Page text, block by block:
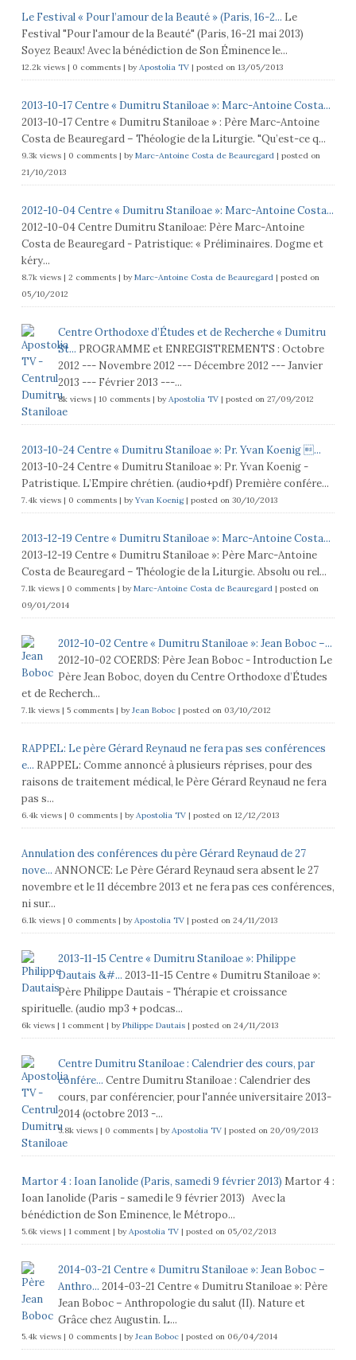
Le Festival « Pour l’amour de la Beauté » (Paris, 16-2... Le
Festival "Pour l'amour de la Beauté" (Paris, 16-21 mai 2013)
Soyez Beaux! Avec la bénédiction de Son Éminence le...
12.2k views| 0 comments| byApostolia TV| posted on 13/05/2013
2013-10-17 Centre « Dumitru Staniloae »: Marc-Antoine Costa...
2013-10-17 Centre « Dumitru Staniloae » : Père Marc-Antoine
Costa de Beauregard – Théologie de la Liturgie. "Qu’est-ce q...
9.3k views| 0 comments| byMarc-Antoine Costa de Beauregard| posted on
21/10/2013
2012-10-04 Centre « Dumitru Staniloae »: Marc-Antoine Costa...
2012-10-04 Centre Dumitru Staniloae: Père Marc-Antoine
Costa de Beauregard - Patristique: « Préliminaires. Dogme et
kéry...
8.7k views| 2 comments| byMarc-Antoine Costa de Beauregard| posted on
05/10/2012
Centre Orthodoxe d’Études et de Recherche « Dumitru
St... PROGRAMME et ENREGISTREMENTS : Octobre
2012 --- Novembre 2012 --- Décembre 2012 --- Janvier
2013 --- Février 2013 ---...
8k views| 10 comments| byApostolia TV| posted on 27/09/2012
2013-10-24 Centre « Dumitru Staniloae »: Pr. Yvan Koenig ...
2013-10-24 Centre « Dumitru Staniloae »: Pr. Yvan Koenig -
Patristique. L’Empire chrétien. (audio+pdf) Première confére...
7.4k views| 0 comments| byYvan Koenig| posted on 30/10/2013
2013-12-19 Centre « Dumitru Staniloae »: Marc-Antoine Costa...
2013-12-19 Centre « Dumitru Staniloae »: Père Marc-Antoine
Costa de Beauregard – Théologie de la Liturgie. Absolu ou rel...
7.1k views| 0 comments| byMarc-Antoine Costa de Beauregard| posted on
09/01/2014
2012-10-02 Centre « Dumitru Staniloae »: Jean Boboc –...
2012-10-02 COERDS: Père Jean Boboc - Introduction Le
Père Jean Boboc, doyen du Centre Orthodoxe d’Études
et de Recherch...
7.1k views| 5 comments| byJean Boboc| posted on 03/10/2012
RAPPEL: Le père Gérard Reynaud ne fera pas ses conférences
e... RAPPEL: Comme annoncé à plusieurs réprises, pour des
raisons de traitement médical, le Père Gérard Reynaud ne fera
pas s...
6.4k views| 0 comments| byApostolia TV| posted on 12/12/2013
Annulation des conférences du père Gérard Reynaud de 27
nove... ANNONCE: Le Père Gérard Reynaud sera absent le 27
novembre et le 11 décembre 2013 et ne fera pas ces conférences,
ni sur...
6.1k views| 0 comments| byApostolia TV| posted on 24/11/2013
2013-11-15 Centre « Dumitru Staniloae »: Philippe
Dautais &#... 2013-11-15 Centre « Dumitru Staniloae »:
Père Philippe Dautais - Thérapie et croissance
spirituelle. (audio mp3 + podcas...
6k views| 1 comment| byPhilippe Dautais| posted on 24/11/2013
Centre Dumitru Staniloae : Calendrier des cours, par
confére... Centre Dumitru Staniloae : Calendrier des
cours, par conférencier, pour l'année universitaire 2013-
2014 (octobre 2013 -...
5.8k views| 0 comments| byApostolia TV| posted on 20/09/2013
Martor 4 : Ioan Ianolide (Paris, samedi 9 février 2013) Martor 4 :
Ioan Ianolide (Paris - samedi le 9 février 2013) Avec la
bénédiction de Son Eminence, le Métropo...
5.6k views| 1 comment| byApostolia TV| posted on 05/02/2013
2014-03-21 Centre « Dumitru Staniloae »: Jean Boboc –
Anthro... 2014-03-21 Centre « Dumitru Staniloae »: Père
Jean Boboc – Anthropologie du salut (II). Nature et
Grâce chez Augustin. L...
5.4k views| 0 comments| byJean Boboc| posted on 06/04/2014